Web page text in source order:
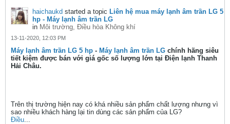
haichaukd started a topic Liên hệ mua máy lạnh âm trần LG 5
hp - Máy lạnh âm trần LG
in Môi trường, Điều hòa Không khí
13-11-2020, 12:03 PM
Máy lạnh âm trần LG 5 hp - Máy lạnh âm trần LG chính hãng siêu
tiết kiệm được bán với giá gốc số lượng lớn tại Điện lạnh Thanh
Hải Châu.
Trên thị trường hiện nay có khá nhiều sản phẩm chất lượng nhưng vì
sao nhiều khách hàng lại tin dùng các sản phẩm của LG?
Điều...